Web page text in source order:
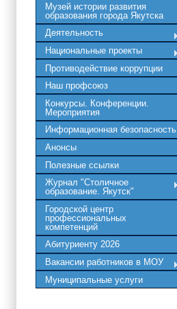
Музей истории развития
образования города Якутска
Деятельность
Национальные проекты
Противодействие коррупции
Наш профсоюз
Конкурсы. Конференции.
Мероприятия
Информационная безопасность
Анонсы
Полезные ссылки
Журнал "Столичное
образование. Якутск"
Городской центр
профессиональных
компетенций
Абитуриенту 2026
Вакансии работников в МОУ
Муниципальные услуги